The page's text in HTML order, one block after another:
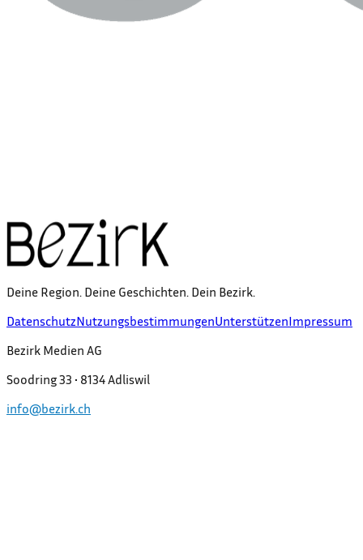
Deine Region. Deine Geschichten. Dein Bezirk.
DatenschutzNutzungsbestimmungenUnterstützenImpressum
Bezirk Medien AG
Soodring 33 • 8134 Adliswil
info@bezirk.ch